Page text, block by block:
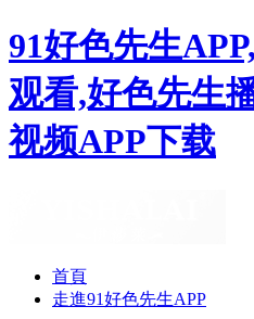
91好色先生
观看,好色先生
视频APP下载
首頁
走進91好色先生APP